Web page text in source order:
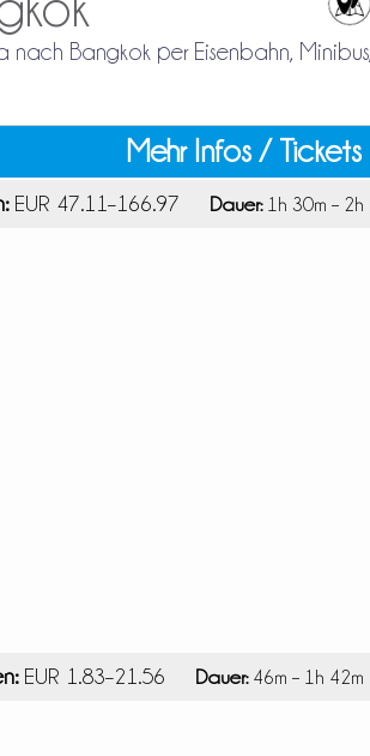
nach Bangkok per Eisenbahn, Minibus,
Mehr Infos / Tickets
EUR 47.11–166.97 Dauer:1h 30m – 2h
EUR 1.83–21.56 Dauer:46m – 1h 42m